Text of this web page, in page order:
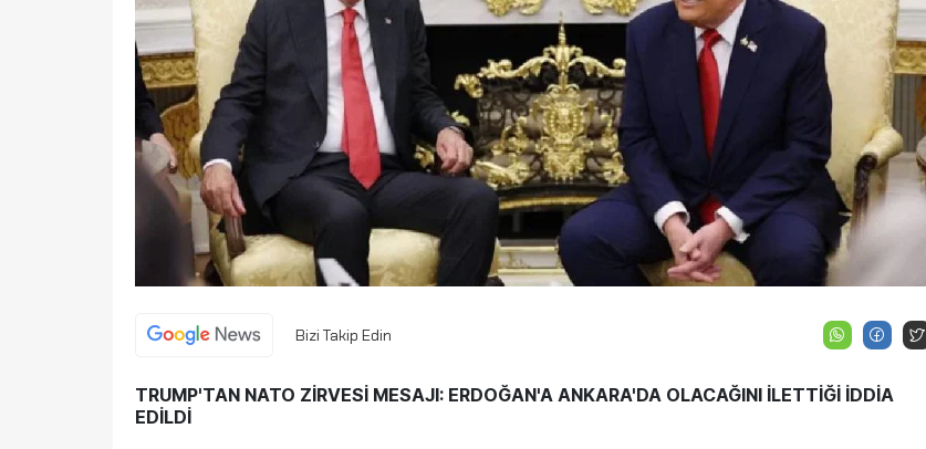
Bizi Takip Edin
TRUMP'TAN NATO ZİRVESİ MESAJI: ERDOĞAN'A ANKARA'DA OLACAĞINI İLETTİĞİ İDDİA
EDİLDİ